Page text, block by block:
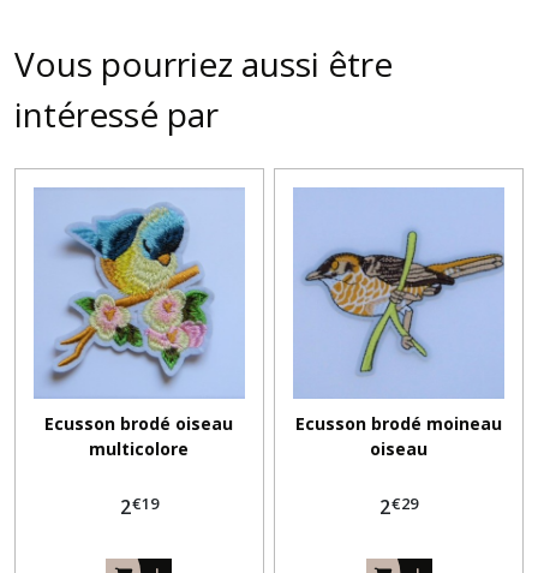
Vous pourriez aussi être
intéressé par
Ecusson brodé oiseau
multicolore
2€19
Ecusson brodé moineau
oiseau
2€29